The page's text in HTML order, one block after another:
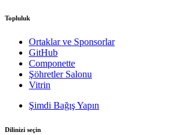
Topluluk
Ortaklar ve Sponsorlar
GitHub
Componette
Şöhretler Salonu
Vitrin
Şimdi Bağış Yapın
Dilinizi seçin